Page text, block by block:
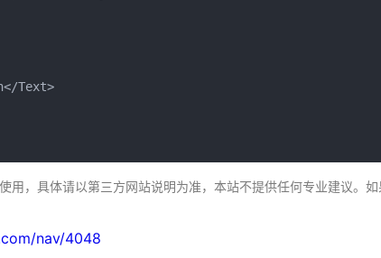
Text>
用，具体请以第三方网站说明为准，本站不提供任何专业建议。
nav/4048